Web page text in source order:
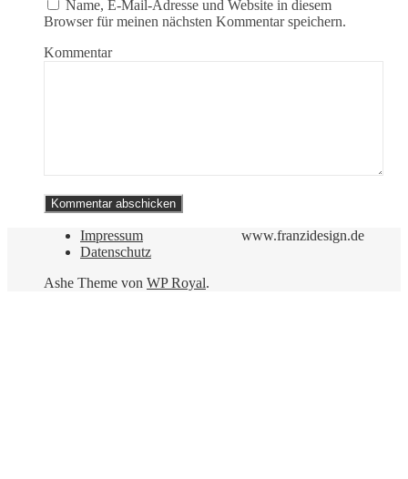
Name, E-Mail-Adresse und Website in diesem
Browser für meinen nächsten Kommentar speichern.
Kommentar
www.franzidesign.de
Impressum
Datenschutz
Ashe Theme von WP Royal.